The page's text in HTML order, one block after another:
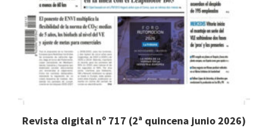
Revista digital nº 717 (2ª quincena junio 2026)